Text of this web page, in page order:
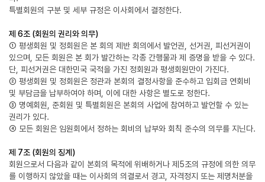
특별회원의 구분 및 세부 규정은 이사회에서 결정한다.
제 6조 (회원의 권리와 의무)
① 평생회원 및 정회원은 본 회의 제반 회의에서 발언권, 선거권, 피선거권이
있으며, 모든 회원은 본 회가 발간하는 각종 간행물과 제 증명을 받을 수 있다.
단, 피선거권은 대한민국 국적을 가진 정회원과 평생회원만이 가진다.
② 평생회원 및 정회원은 정관과 본회의 결정사항을 준수하고 입회금 연회비
및 부담금을 납부하여야 하며, 이에 대한 사항은 별도로 정한다.
③ 명예회원, 준회원 및 특별회원은 본회의 사업에 참여하고 발언할 수 있는
권리가 있다.
④ 모든 회원은 임원회에서 정하는 회비의 납부와 회칙 준수의 의무를 지닌다.
제 7조 (회원의 징계)
회원으로서 다음과 같이 본회의 목적에 위배하거나 제5조의 규정에 의한 의무
를 이행하지 않았을 때는 이사회의 의결로서 경고, 자격정지 또는 제명처분을